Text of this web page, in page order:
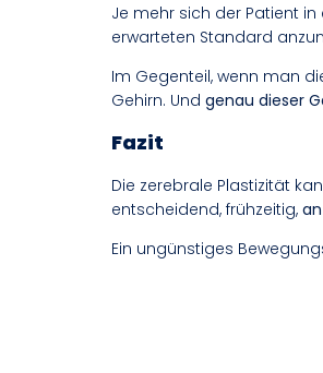
Je mehr sich der Patient
erwarteten Standard
Im Gegenteil, wenn man
Gehirn. Und genau dieser
Fazit
Die zerebrale Plastizität
entscheidend, frühzeitig,
Ein ungünstiges